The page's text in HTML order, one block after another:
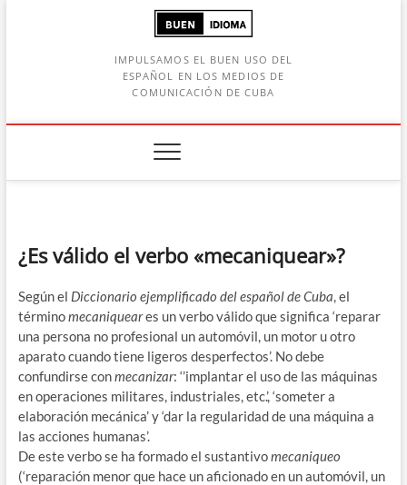
IMPULSAMOS EL BUEN USO DEL
ESPAÑOL EN LOS MEDIOS DE
COMUNICACIÓN DE CUBA
¿Es válido el verbo «mecaniquear»?
Según el Diccionario ejemplificado del español de Cuba, el
términomecaniqueares un verbo válido que significa ‘reparar
una persona no profesional un automóvil, un motor u otro
aparato cuando tiene ligeros desperfectos’. No debe
confundirse conmecanizar: ‘’implantar el uso de las máquinas
en operaciones militares, industriales, etc.’, ‘someter a
elaboración mecánica’ y ‘dar la regularidad de una máquina a
las acciones humanas’.
De este verbo se ha formado el sustantivomecaniqueo
(‘reparación menor que hace un aficionado en un automóvil, un